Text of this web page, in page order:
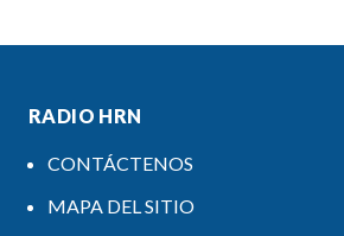
RADIO HRN
CONTÁCTENOS
MAPA DEL SITIO